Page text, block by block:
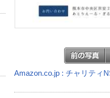
Amazon.co.jp : チャリティ